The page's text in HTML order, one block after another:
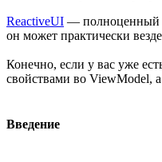
ReactiveUI — полноценный
он может практически
Конечно, если у вас уже
свойствами во ViewModel,
Введение